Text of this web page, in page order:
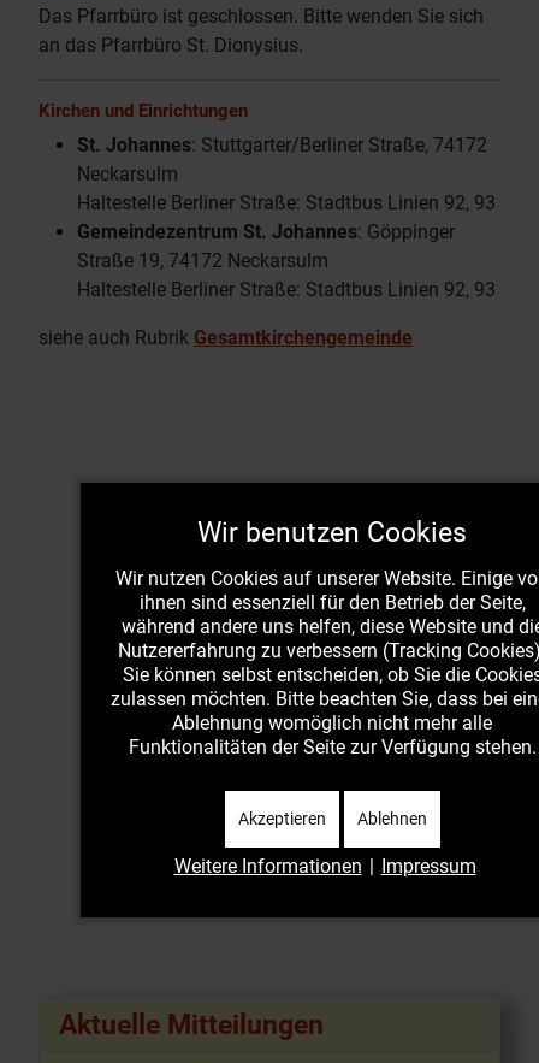
Aktuelle Mitteilungen
Das Pfarrbüro ist geschlossen. Bitte wenden Sie sich
an das Pfarrbüro St. Dionysius.
Kirchen und Einrichtungen
St. Johannes: Stuttgarter/Berliner Straße, 74172
Neckarsulm
Haltestelle Berliner Straße: Stadtbus Linien 92, 93
Gemeindezentrum St. Johannes: Göppinger
Straße 19, 74172 Neckarsulm
Haltestelle Berliner Straße: Stadtbus Linien 92, 93
siehe auch Rubrik Gesamtkirchengemeinde
Wir benutzen Cookies
Wir nutzen Cookies auf unserer Website. Einige
ihnen sind essenziell für den Betrieb der Seite,
während andere uns helfen, diese Website und
Nutzererfahrung zu verbessern (Tracking
Sie können selbst entscheiden, ob Sie die
zulassen möchten. Bitte beachten Sie, dass bei
Ablehnung womöglich nicht mehr alle
Funktionalitäten der Seite zur Verfügung stehen.
Akzeptieren Ablehnen
Weitere Informationen | Impressum